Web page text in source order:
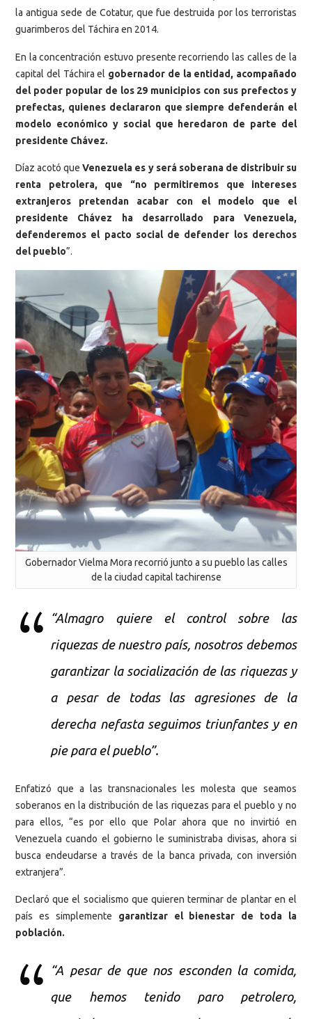
la antigua sede de Cotatur, que fue destruida por los terroristas
guarimberos del Táchira en 2014.
En la concentración estuvo presente recorriendo las calles de la
capital del Táchira el gobernador de la entidad, acompañado
del poder popular de los 29 municipios con sus prefectos y
prefectas, quienes declararon que siempre defenderán el
modelo económico y social que heredaron de parte del
presidente Chávez.
Díaz acotó queVenezuela es y será soberana de distribuir su
renta petrolera, que “no permitiremos que intereses
extranjeros pretendan acabar con el modelo que el
presidente Chávez ha desarrollado para Venezuela,
defenderemos el pacto social de defender los derechos
del pueblo”.
Gobernador Vielma Mora recorrió junto a su pueblo las calles
de la ciudad capital tachirense
“Almagro quiere el control sobre las
riquezas de nuestro país, nosotros debemos
garantizar la socialización de las riquezas y
a pesar de todas las agresiones de la
derecha nefasta seguimos triunfantes y en
pie para el pueblo”.
Enfatizó que a las transnacionales les molesta que seamos
soberanos en la distribución de las riquezas para el pueblo y no
para ellos, “es por ello que Polar ahora que no invirtió en
Venezuela cuando el gobierno le suministraba divisas, ahora si
busca endeudarse a través de la banca privada, con inversión
extranjera”.
Declaró que el socialismo que quieren terminar de plantar en el
país es simplemente garantizar el bienestar de toda la
población.
“A pesar de que nos esconden la comida,
que hemos tenido paro petrolero,